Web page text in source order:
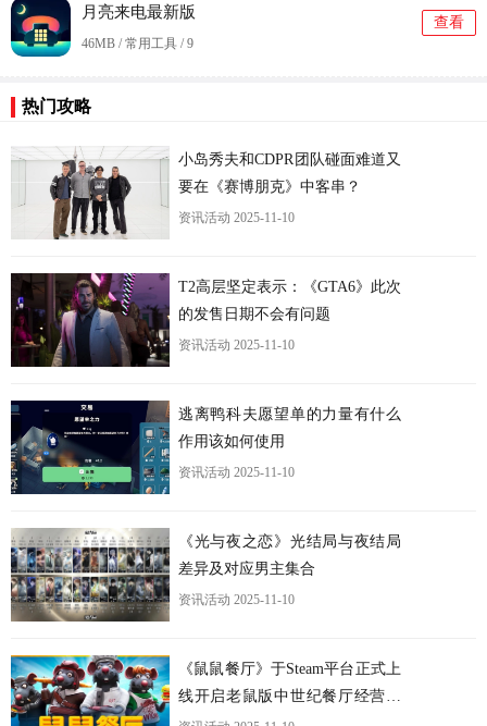
月亮来电最新版
46MB / 常用工具 /9
查看
热门攻略
小岛秀夫和CDPR团队碰面难道又
要在《赛博朋克》中客串？
资讯活动 2025-11-10
T2高层坚定表示：《GTA6》此次
的发售日期不会有问题
资讯活动 2025-11-10
逃离鸭科夫愿望单的力量有什么
作用该如何使用
资讯活动 2025-11-10
《光与夜之恋》光结局与夜结局
差异及对应男主集合
资讯活动 2025-11-10
《鼠鼠餐厅》于Steam平台正式上
线开启老鼠版中世纪餐厅经营之